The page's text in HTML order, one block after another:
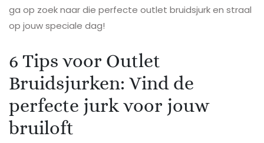
ga op zoek naar die perfecte outlet bruidsjurk en straal
op jouw speciale dag!
6 Tips voor Outlet
Bruidsjurken: Vind de
perfecte jurk voor jouw
bruiloft